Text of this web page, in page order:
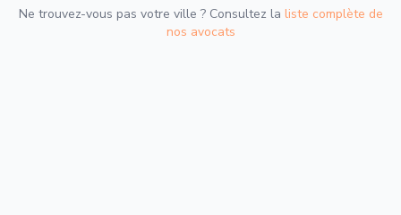
Ne trouvez-vous pas votre ville ? Consultez la liste complète de
nos avocats